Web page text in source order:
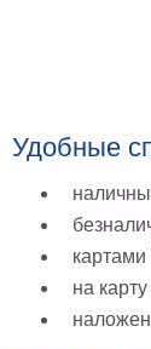
Удобные
на